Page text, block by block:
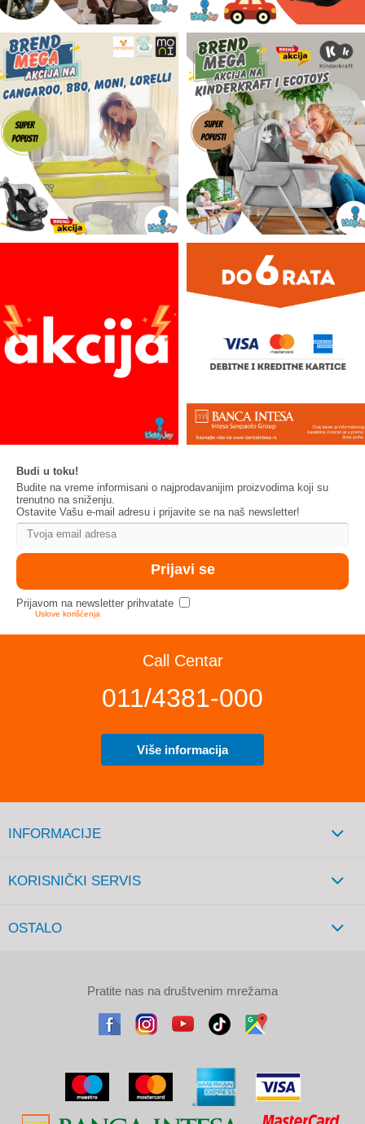
Budi u toku!
Budite na vreme informisani o najprodavanijim proizvodima koji su
trenutno na sniženju.
Ostavite Vašu e-mail adresu i prijavite se na naš newsletter!
Prijavom na newsletter prihvatate
Uslove korišćenja
Call Centar
011/4381-000
Više informacija
INFORMACIJE
KORISNIČKI SERVIS
OSTALO
Pratite nas na društvenim mrežama